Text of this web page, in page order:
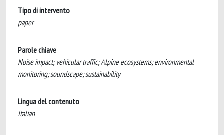
Tipo di intervento
paper
Parole chiave
Noise impact; vehicular traffic; Alpine ecosystems; environmental
monitoring; soundscape; sustainability
Lingua del contenuto
Italian